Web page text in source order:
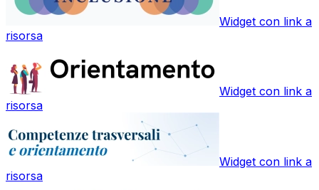
Widget con link a
risorsa
Widget con link a
risorsa
Widget con link a
risorsa